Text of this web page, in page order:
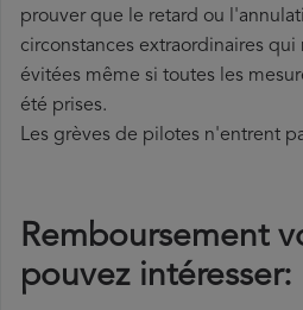
prouver que le retard ou
circonstances extraordinaires
évitées même si toutes les
été prises.
Les grèves de pilotes n'entrent
Remboursement
pouvez intéresser: